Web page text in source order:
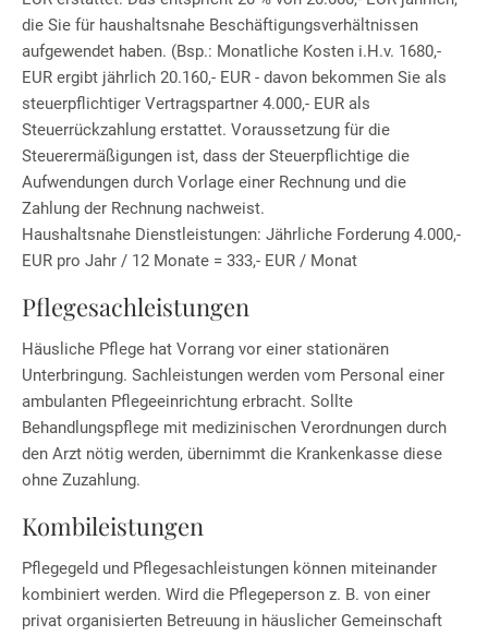
die Sie für haushaltsnahe Beschäftigungsverhältnissen
aufgewendet haben. (Bsp.: Monatliche Kosten i.H.v. 1680,-
EUR ergibt jährlich 20.160,- EUR - davon bekommen Sie als
steuerpflichtiger Vertragspartner 4.000,- EUR als
Steuerrückzahlung erstattet. Voraussetzung für die
Steuerermäßigungen ist, dass der Steuerpflichtige die
Aufwendungen durch Vorlage einer Rechnung und die
Zahlung der Rechnung nachweist.
Haushaltsnahe Dienstleistungen: Jährliche Forderung 4.000,-
EUR pro Jahr / 12 Monate = 333,- EUR / Monat
Pflegesachleistungen
Häusliche Pflege hat Vorrang vor einer stationären
Unterbringung. Sachleistungen werden vom Personal einer
ambulanten Pflegeeinrichtung erbracht. Sollte
Behandlungspflege mit medizinischen Verordnungen durch
den Arzt nötig werden, übernimmt die Krankenkasse diese
ohne Zuzahlung.
Kombileistungen
Pflegegeld und Pflegesachleistungen können miteinander
kombiniert werden. Wird die Pflegeperson z. B. von einer
privat organisierten Betreuung in häuslicher Gemeinschaft